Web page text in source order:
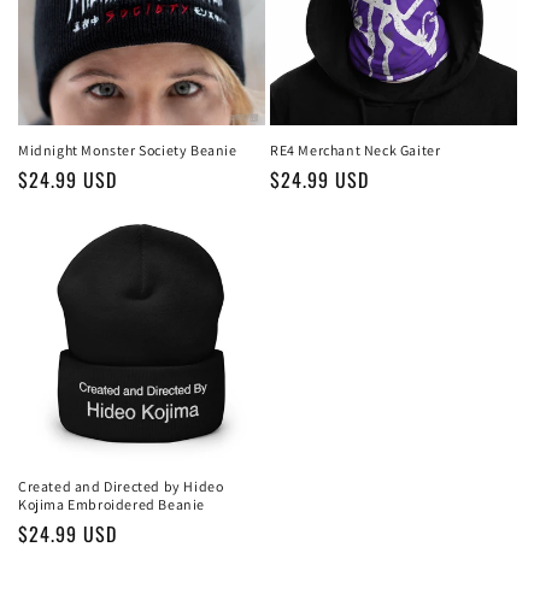
Midnight Monster Society Beanie
Обычная
$24.99 USD
RE4 Merchant Neck Gaiter
Обычная
$24.99 USD
Created and Directed by Hideo
Kojima Embroidered Beanie
Обычная
$24.99 USD